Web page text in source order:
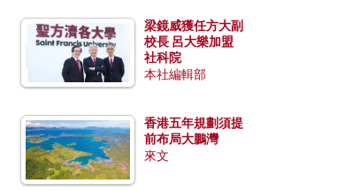
梁鏡威獲任方大副
校長 呂大樂加盟
社科院
本社編輯部
香港五年規劃須提
前布局大鵬灣
來文